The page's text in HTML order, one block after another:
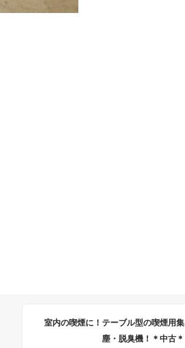
室内の喫煙に！テーブル型の喫煙用集
塵・脱臭機！＊中古＊